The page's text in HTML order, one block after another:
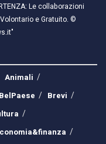
Le collaborazioni
e Gratuito. ©
Animali
BelPaese
Brevi